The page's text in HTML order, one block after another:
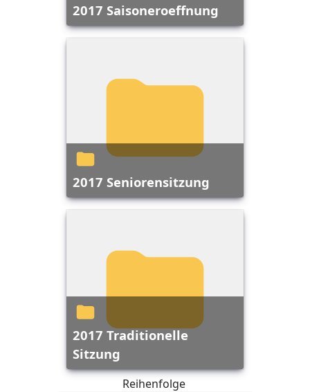
2017 Saisoneroeffnung
2017 Seniorensitzung
2017 Traditionelle
Sitzung
Reihenfolge